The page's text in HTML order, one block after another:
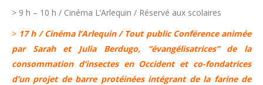
> 9 h – 10 h / Cinéma L’Arlequin / Réservé aux scolaires
> 17 h / Cinéma l’Arlequin / Tout public Conférence animée
par Sarah et Julia Berdugo, “évangélisatrices” de la
consommation d’insectes en Occident et co-fondatrices
d’un projet de barre protéinées intégrant de la farine de